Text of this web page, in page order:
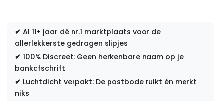
✔ Al 11+ jaar dé nr.1 marktplaats voor de
allerlekkerste gedragen slipjes
✔ 100% Discreet: Geen herkenbare naam op je
bankafschrift
✔ Luchtdicht verpakt: De postbode ruikt én merkt
niks